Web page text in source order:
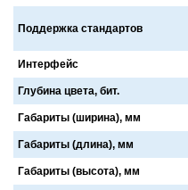
Поддержка стандартов
Интерфейс
Глубина цвета, бит.
Габариты (ширина), мм
Габариты (длина), мм
Габариты (высота), мм